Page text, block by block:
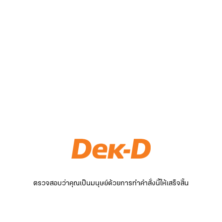
ตรวจสอบว่าคุณเป็นมนุษย์ด้วยการทำคำสั่งนี้ให้เสร็จสิ้น